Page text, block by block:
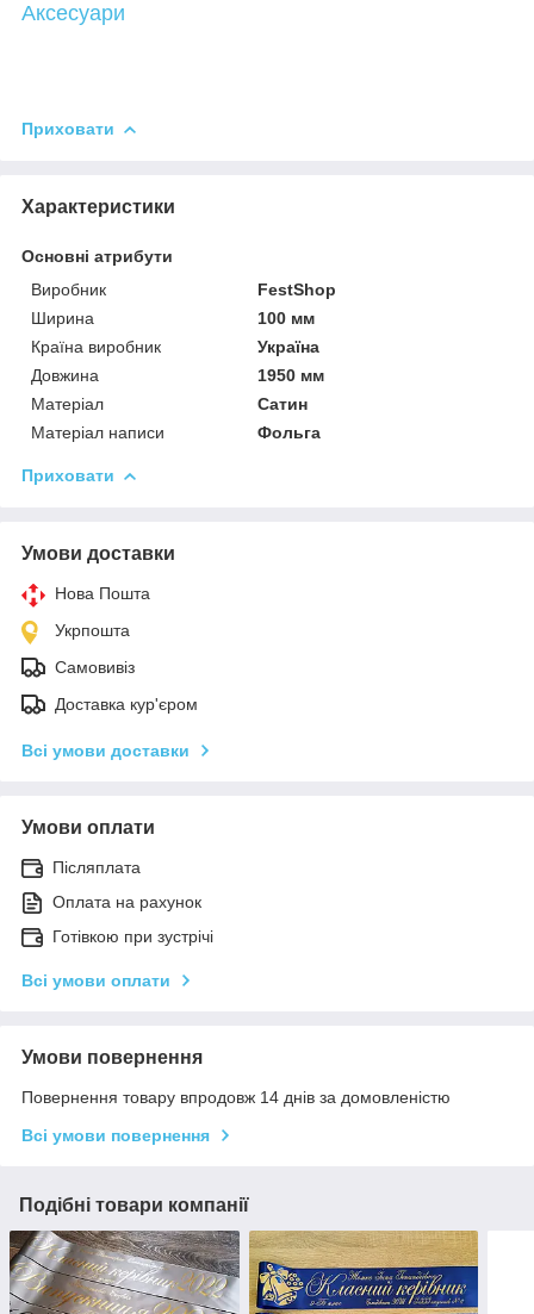
Аксесуари
Приховати
Характеристики
Основні атрибути
Виробник
FestShop
Ширина
100 мм
Країна виробник
Україна
Довжина
1950 мм
Матеріал
Сатин
Матеріал написи
Фольга
Приховати
Умови доставки
Нова Пошта
Укрпошта
Самовивіз
Доставка кур'єром
Всі умови доставки
Умови оплати
Післяплата
Оплата на рахунок
Готівкою при зустрічі
Всі умови оплати
Умови повернення
Повернення товару впродовж 14 днів за домовленістю
Всі умови повернення
Подібні товари компанії